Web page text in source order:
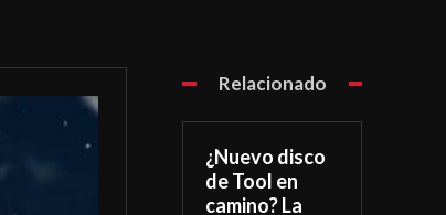
Relacionado
¿Nuevo disco
de Tool en
camino? La